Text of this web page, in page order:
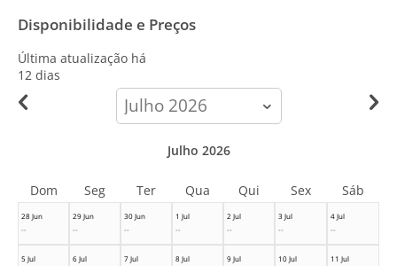
Disponibilidade e Preços
Última atualização há
12 dias
calendar-
month
28 Jun
--
29 Jun
--
30 Jun
--
1 Jul
--
2 Jul
--
3 Jul
--
4 Jul
--
5 Jul
6 Jul
7 Jul
8 Jul
9 Jul
10 Jul
11 Jul
Julho 2026
Dom Seg Ter Qua Qui Sex Sáb